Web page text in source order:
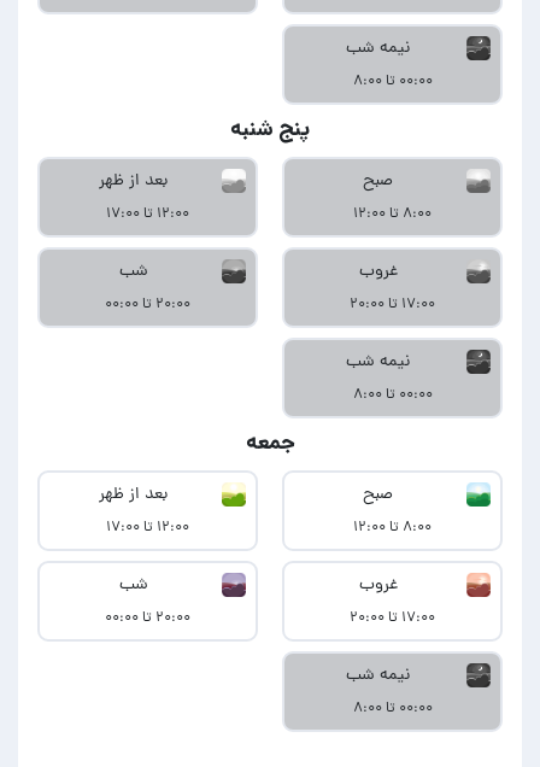
نیمه شب
۰۰:۰۰ تا ۸:۰۰
پنج شنبه
صبح
۸:۰۰ تا ۱۲:۰۰
بعد از ظهر
۱۲:۰۰ تا ۱۷:۰۰
غروب
۱۷:۰۰ تا ۲۰:۰۰
شب
۲۰:۰۰ تا ۰۰:۰۰
نیمه شب
۰۰:۰۰ تا ۸:۰۰
جمعه
صبح
۸:۰۰ تا ۱۲:۰۰
بعد از ظهر
۱۲:۰۰ تا ۱۷:۰۰
غروب
۱۷:۰۰ تا ۲۰:۰۰
شب
۲۰:۰۰ تا ۰۰:۰۰
نیمه شب
۰۰:۰۰ تا ۸:۰۰